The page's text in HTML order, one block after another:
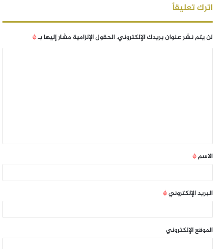
اترك تعليقاً
لن يتم نشر عنوان بريدك الإلكتروني.الحقول الإلزامية مشار إليها بـ*
الاسم*
البريد الإلكتروني*
الموقع الإلكتروني